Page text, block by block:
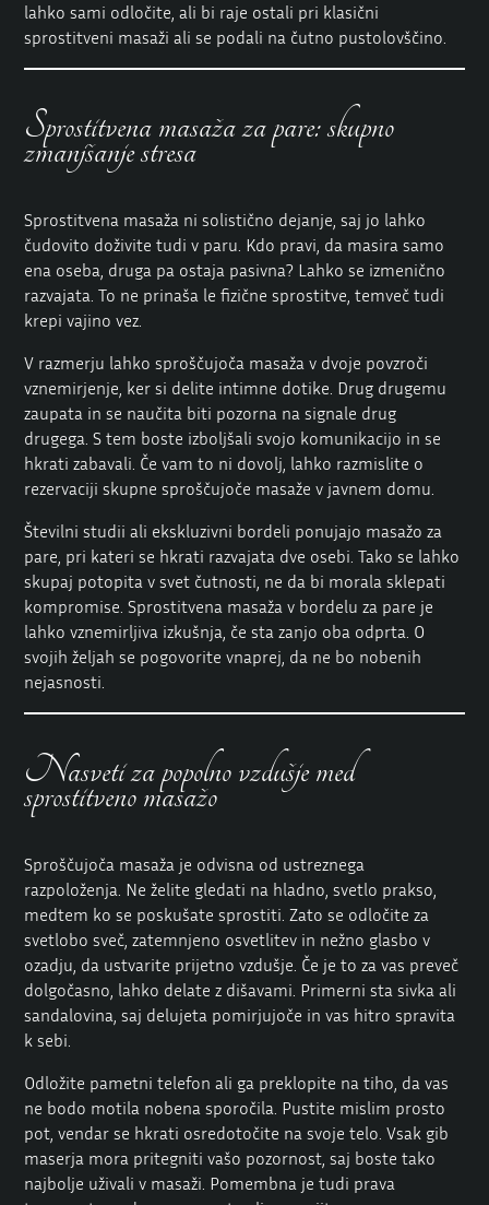
lahko sami odločite, ali bi raje ostali pri klasični
sprostitveni masaži ali se podali na čutno pustolovščino.
Sprostitvena masaža za pare: skupno
zmanjšanje stresa
Sprostitvena masaža ni solistično dejanje, saj jo lahko
čudovito doživite tudi v paru. Kdo pravi, da masira samo
ena oseba, druga pa ostaja pasivna? Lahko se izmenično
razvajata. To ne prinaša le fizične sprostitve, temveč tudi
krepi vajino vez.
V razmerju lahko sproščujoča masaža v dvoje povzroči
vznemirjenje, ker si delite intimne dotike. Drug drugemu
zaupata in se naučita biti pozorna na signale drug
drugega. S tem boste izboljšali svojo komunikacijo in se
hkrati zabavali. Če vam to ni dovolj, lahko razmislite o
rezervaciji skupne sproščujoče masaže v javnem domu.
Številni studii ali ekskluzivni bordeli ponujajo masažo za
pare, pri kateri se hkrati razvajata dve osebi. Tako se lahko
skupaj potopita v svet čutnosti, ne da bi morala sklepati
kompromise. Sprostitvena masaža v bordelu za pare je
lahko vznemirljiva izkušnja, če sta zanjo oba odprta. O
svojih željah se pogovorite vnaprej, da ne bo nobenih
nejasnosti.
Nasveti za popolno vzdušje med
sprostitveno masažo
Sproščujoča masaža je odvisna od ustreznega
razpoloženja. Ne želite gledati na hladno, svetlo prakso,
medtem ko se poskušate sprostiti. Zato se odločite za
svetlobo sveč, zatemnjeno osvetlitev in nežno glasbo v
ozadju, da ustvarite prijetno vzdušje. Če je to za vas preveč
dolgočasno, lahko delate z dišavami. Primerni sta sivka ali
sandalovina, saj delujeta pomirjujoče in vas hitro spravita
k sebi.
Odložite pametni telefon ali ga preklopite na tiho, da vas
ne bodo motila nobena sporočila. Pustite mislim prosto
pot, vendar se hkrati osredotočite na svoje telo. Vsak gib
maserja mora pritegniti vašo pozornost, saj boste tako
najbolje uživali v masaži. Pomembna je tudi prava